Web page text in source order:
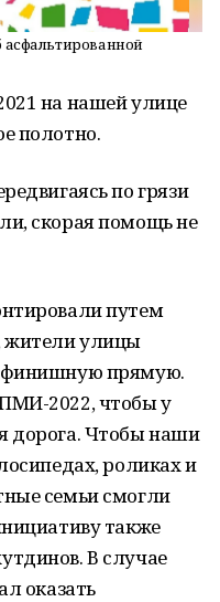
на нашей улице
полотно.
по грязи
скорая помощь не
путем
улицы
прямую.
2022, чтобы у
дорога. Чтобы наши
роликах и
семьи смогли
также
В случае
оказать